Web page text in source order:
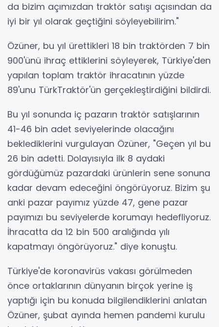
da bizim açımızdan traktör satışı açısından da
iyi bir yıl olarak geçtiğini söyleyebilirim."
Özüner, bu yıl ürettikleri 18 bin traktörden 7 bin
900'ünü ihraç ettiklerini söyleyerek, Türkiye'den
yapılan toplam traktör ihracatının yüzde
89'unu TürkTraktör'ün gerçekleştirdiğini bildirdi.
Bu yıl sonunda iç pazarın traktör satışlarının
41-46 bin adet seviyelerinde olacağını
beklediklerini vurgulayan Özüner, "Geçen yıl bu
26 bin adetti. Dolayısıyla ilk 8 aydaki
gördüğümüz pazardaki ürünlerin sene sonuna
kadar devam edeceğini öngörüyoruz. Bizim şu
anki pazar payımız yüzde 47, gene pazar
payımızı bu seviyelerde korumayı hedefliyoruz.
İhracatta da 12 bin 500 aralığında yılı
kapatmayı öngörüyoruz." diye konuştu.
Türkiye'de koronavirüs vakası görülmeden
önce ortaklarının dünyanın birçok yerine iş
yaptığı için bu konuda bilgilendiklerini anlatan
Özüner, şubat ayında hemen pandemi kurulu